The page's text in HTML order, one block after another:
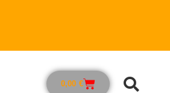
0,00 €